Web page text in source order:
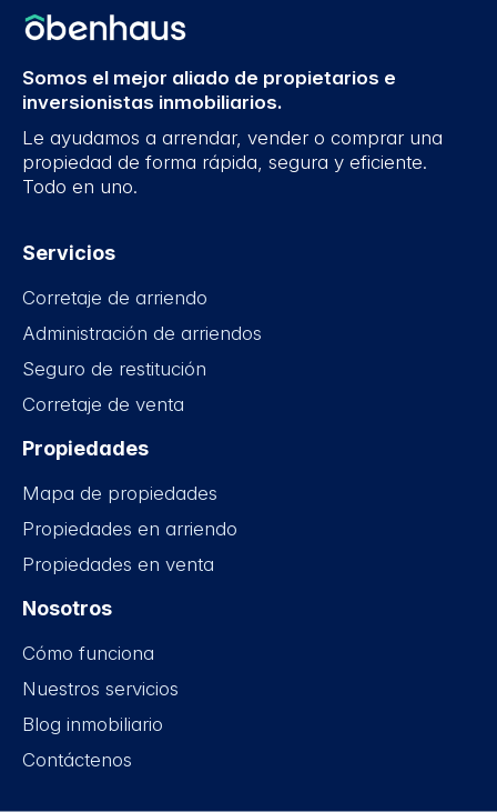
Somos el mejor aliado de propietarios e
inversionistas inmobiliarios.
Le ayudamos a arrendar, vender o comprar una
propiedad de forma rápida, segura y eficiente.
Todo en uno.
Servicios
Corretaje de arriendo
Administración de arriendos
Seguro de restitución
Corretaje de venta
Propiedades
Mapa de propiedades
Propiedades en arriendo
Propiedades en venta
Nosotros
Cómo funciona
Nuestros servicios
Blog inmobiliario
Contáctenos